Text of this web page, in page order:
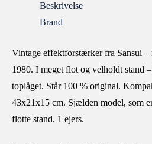
Beskrivelse
Brand
Vintage effektforstærker fra Sansui
1980. I meget flot og velholdt stand
toplåget. Står 100 % original.
43x21x15 cm. Sjælden model, som
flotte stand. 1 ejers.